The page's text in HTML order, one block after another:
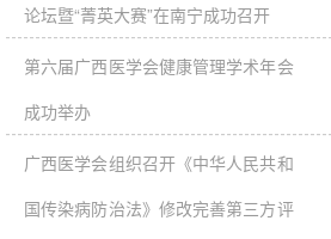
论坛暨“菁英大赛”在南宁成功召开
第六届广西医学会健康管理学术年会
成功举办
广西医学会组织召开《中华人民共和
国传染病防治法》修改完善第三方评